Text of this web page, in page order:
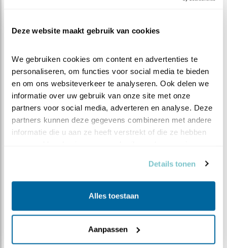
Deze website maakt gebruik van cookies
We gebruiken cookies om content en advertenties te
personaliseren, om functies voor social media te bieden
en om ons websiteverkeer te analyseren. Ook delen we
informatie over uw gebruik van onze site met onze
partners voor social media, adverteren en analyse. Deze
partners kunnen deze gegevens combineren met andere
informatie die u aan ze heeft verstrekt of die ze hebben
Details tonen
Alles toestaan
Aanpassen
Wij drukken gauw weer onze neus tegen het
En kijken nieuwsgierig en verwachtingsvol naar hoe de
lepelaarperikelen zich verder ontwikkelen.